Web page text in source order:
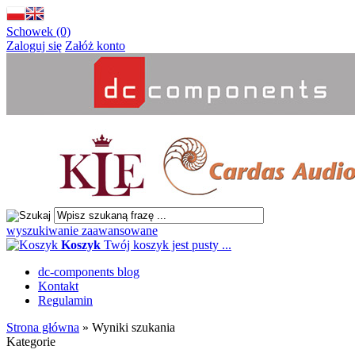
Schowek (0)
Zaloguj się Załóż konto
wyszukiwanie zaawansowane
Koszyk Twój koszyk jest pusty ...
dc-components blog
Kontakt
Regulamin
Strona główna » Wyniki szukania
Kategorie